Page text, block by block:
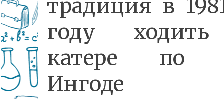
традиция в
году
катере по
Ингоде